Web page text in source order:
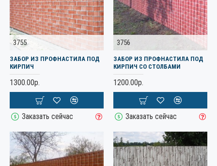
3755
ЗАБОР ИЗ ПРОФНАСТИЛА ПОД
КИРПИЧ
1300.00р.
Заказать сейчас
3756
ЗАБОР ИЗ ПРОФНАСТИЛА ПОД
КИРПИЧ СО СТОЛБАМИ
1200.00р.
Заказать сейчас